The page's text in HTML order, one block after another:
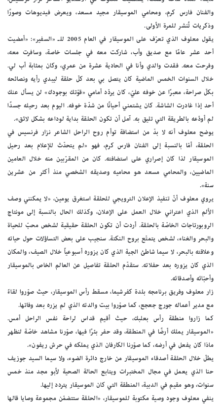
والفنان فارس كرم، ومحامي الموسيقار مجيد مسعد، ويعرض فيديوهات وصورًا
وذكريات تُنشر للمرة الأولى.
يقول معلوف الذي تعرّف على الموسيقار في العام 2005 للـ «السفير»: «أمضيت
أحد عشر عامًا مع صديق وأب، شاركت معه في جلسات خاصة، وسافرت معه،
وفرحت معه. فقدت والدي وأنا في الحادية عشرة من عمري، وكان بمثابة أب لي.
خلال السنوات الخمس الماضية كان يتصل بي بعد كلّ حلقة ليبدي رأيه ونصائحه
بكلّ صراحة، معبرًا عن خوفه عليّ، كان يردّد أمامي «قوّتك بوجودك» لن يسأل عنك
أحد إذا غادرت الشاشة. كان يشتمني أحيانًا من شدّة خوفه. اليوم بعد رحيله جسدًا
لم أودّعه بالطريقة التي تليق به. آمل أن تكون الحلقة بداية لوداعه بشكل لائق».
يوضح معلوف أنه لا بدّ من استضافة توأم روح الراحل الشاعر نزار فرنسيس في
الحلقة، أمّا بالنسبة إلى الفنان فارس كرم، فهو «لم يتحدّث للإعلام بعد رحيل
الموسيقار لذا كان إصراري على استضافته. كان من المقرّبين منه خلال العامين
الماضيين، والمحامي مسعد هو محاميه وصديقه الشخصي منذ أكثر من عشرين
سنة».
يروي معلوف أنّ تنفيذ الإعلان الترويجي للحلقة استغرق يومين، «لا يمكنني وصف
الألم الذي اعتراني خلال العمل على الإعلان، وكذلك الحال بالنسبة إلى مونتاج
الروبورتاجات الخاصّة بالحلقة. أردت أن تكون الحلقة حقيقية لشخص محبّ للحياة
والبحر والغناء، لشخص يتمتّع بروح النكتة. سنجيب على بعض التساؤلات حول حياته
وعلاقته بالبحر، لا سيما شاطئ الجية الذي كان يزوره أسبوعياً خلال الصيف، والمكان
الذي كان يزوره بعد حفلاته. ستقدّم الحلقة تفاصيل عن العالم الخاص بالموسيقار
وأحبّائه وأصدقائه.
زار معلوف وفريق برنامجه بلدة كفرشيما، مسقط رأس الموسيقار، حيث صوّروا لقاءً
مع مدير أعماله جورج جعجع، كما صوّروا بيت والدته الذي لم يزره بعد وفاتها.
كما زاروا منطقة رأس بعلبك، حيث أقيم قداس لراحة نفس الراحل أمس.
«الموسيقار يملك أرضًا في المنطقة، وقد حفر بئرًا فيها، صوّرنا مشاهد خاصّة لنظهر
ماذا كان يفعل في أرضه، كما صوّرنا الكارفان الذي يملكه في حرش ريفون».
يطلّ خلال الحلقة أصدقاء الموسيقار من خارج دائرة الضوء، ولا سيما السيد جوزيف
حنا الذي يعمل في مجال المختبرات ويتابع الحالة الصحية لأبو مجد منذ خمس
سنوات، وهو مقيم في الدبية، المنطقة التي كان الموسيقار يتردد إليها.
ينفي معلوف وجود وصية مكتوبة للموسيقار، «الحلقة ستتضمّن مجموعة وصايا قالها